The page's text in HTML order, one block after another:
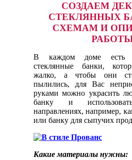
СОЗДАЕМ
СТЕКЛЯННЫХ
СХЕМАМ И
В каждом доме есть
стеклянные банки,
жалко, а чтобы они
пылились, для Вас
руками можно украсить
банку и
направлениях, например,
или банку для сыпучих
Какие материалы нужны: